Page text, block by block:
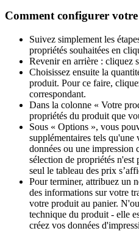
Comment configurer
Suivez simplement les
propriétés souhaitées en
Revenir en arrière : cliquez
Choisissez ensuite la
produit. Pour ce faire,
correspondant.
Dans la colonne « Votre
propriétés du produit que
Sous « Options », vous
supplémentaires tels
données ou une impression
sélection de propriétés
seul le tableau des prix
Pour terminer, attribuez un
des informations sur votre
votre produit au panier.
technique du produit - elle
créez vos données